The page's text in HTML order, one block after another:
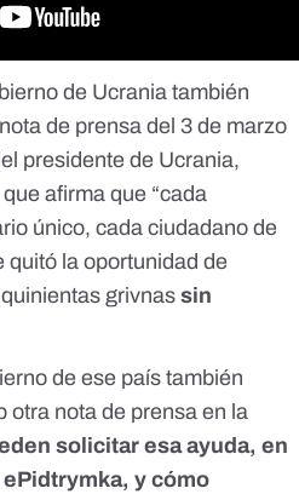
de Ucrania también
de prensa del 3 de marzo
presidente de Ucrania,
afirma que “cada
único, cada ciudadano de
quitó la oportunidad de
grivnas sin
de ese país también
otra nota de prensa en la
solicitar esa ayuda, en
ePidtrymka, y cómo